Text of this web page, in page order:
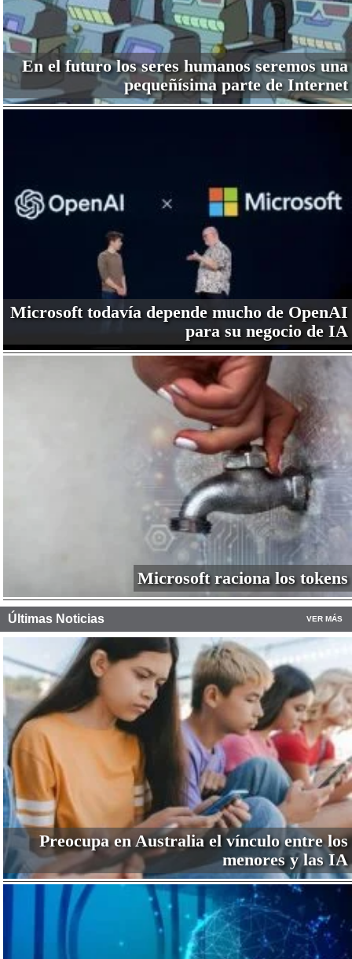
En el futuro los seres humanos seremos una
pequeñísima parte de Internet
Microsoft todavía depende mucho de OpenAI
para su negocio de IA
Microsoft raciona los tokens
Últimas Noticias VER MÁS
Preocupa en Australia el vínculo entre los
menores y las IA